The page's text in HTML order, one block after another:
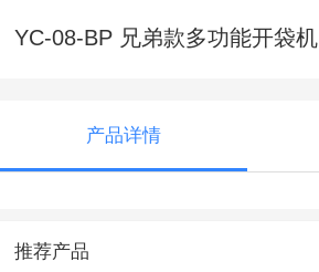
YC-08-BP 兄弟款多功能开袋机
产品详情
推荐产品